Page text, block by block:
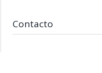
Contacto